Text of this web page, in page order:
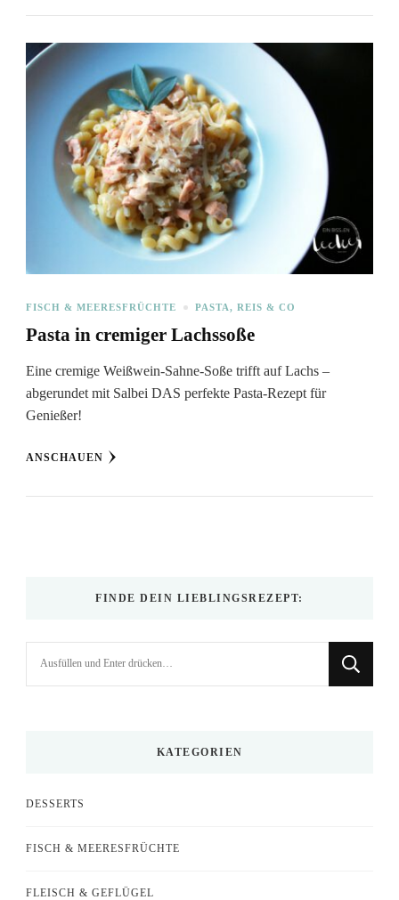
FISCH & MEERESFRÜCHTE PASTA, REIS & CO
Pasta in cremiger Lachssoße
Eine cremige Weißwein-Sahne-Soße trifft auf Lachs –
abgerundet mit Salbei DAS perfekte Pasta-Rezept für
Genießer!
ANSCHAUEN
FINDE DEIN LIEBLINGSREZEPT:
KATEGORIEN
DESSERTS
FISCH & MEERESFRÜCHTE
FLEISCH & GEFLÜGEL